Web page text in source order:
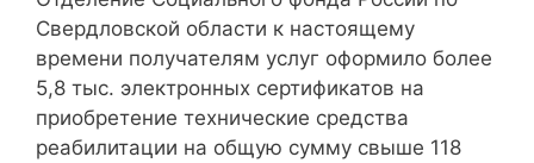
Свердловской области к настоящему
времени получателям услуг оформило более
5,8 тыс. электронных сертификатов на
приобретение технические средства
реабилитации на общую сумму свыше 118